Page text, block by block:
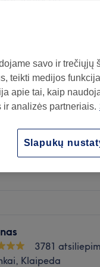
sutaupykite iki
3781
Klaipeda
savo ir trečiųjų
teikti medijos
apie tai, kaip
ir analizės partneriais.
Slapukų